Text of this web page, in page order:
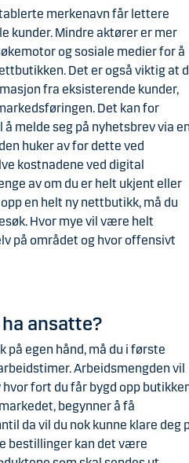
merkenavn får lettere
kunder. Mindre aktører er mer
og sosiale medier for å
Det er også viktig at
fra eksisterende kunder,
Det kan for
melde seg på nyhetsbrev via
huker av for dette ved
kostnadene ved digital
av om du er helt ukjent eller
en helt ny nettbutikk, må du
Hvor mye vil være helt
på området og hvor offensivt
ansatte?
på egen hånd, må du i første
Arbeidsmengden vil
fort du får bygd opp
begynner å få
da vil du nok kunne klare deg
bestillinger kan det være